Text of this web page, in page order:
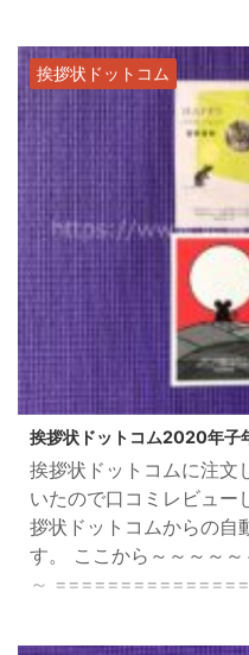
下の内容でご注文を承り
挨拶状ドットコム
挨拶状ドットコム2020年子
挨拶状ドットコムに注文
いたので口コミレビュー
拶状ドットコムからの自
す。 ここから～～～～
～
2 注文番号：